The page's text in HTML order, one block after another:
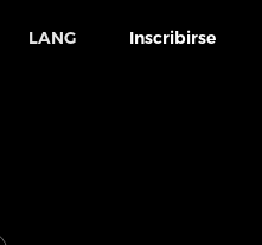
LANG Inscribirse